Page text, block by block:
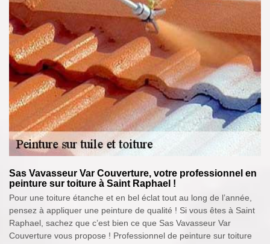
Sas Vavasseur Var Couverture, votre professionnel en
peinture sur toiture à Saint Raphael !
Pour une toiture étanche et en bel éclat tout au long de l’année,
pensez à appliquer une peinture de qualité ! Si vous êtes à Saint
Raphael, sachez que c’est bien ce que Sas Vavasseur Var
Couverture vous propose ! Professionnel de peinture sur toiture